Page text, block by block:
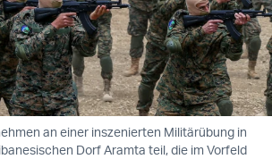
an einer inszenierten Militärübung in
Dorf Aramta teil, die im Vorfeld